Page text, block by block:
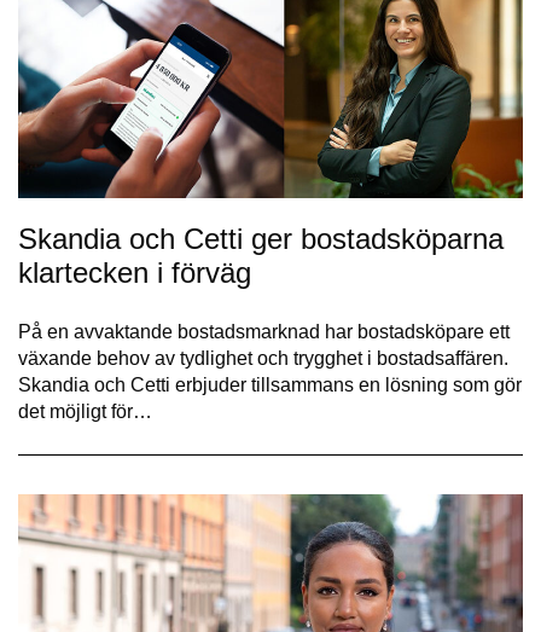
Skandia och Cetti ger bostadsköparna
klartecken i förväg
På en avvaktande bostadsmarknad har bostadsköpare ett
växande behov av tydlighet och trygghet i bostadsaffären.
Skandia och Cetti erbjuder tillsammans en lösning som gör
det möjligt för…